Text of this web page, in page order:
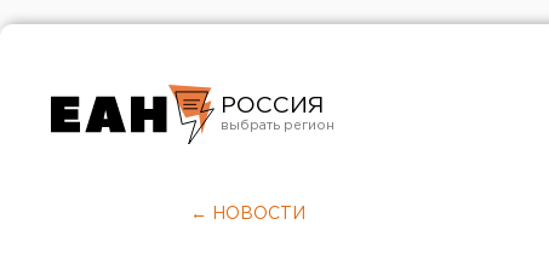
РОССИЯ
Челябинск
← НОВОСТИ